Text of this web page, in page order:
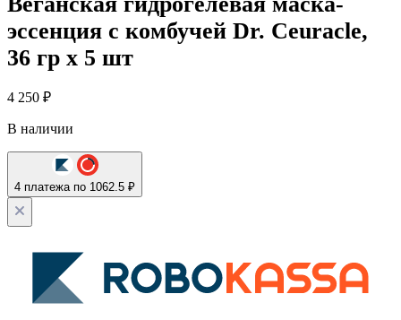
эссенция с комбучей Dr. Ceuracle,
36 гр х 5 шт
4 250 ₽
В наличии
4 платежа по 1062.5 ₽